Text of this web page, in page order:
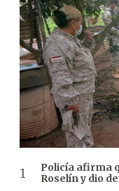
Policía afirma
Roselín y dio